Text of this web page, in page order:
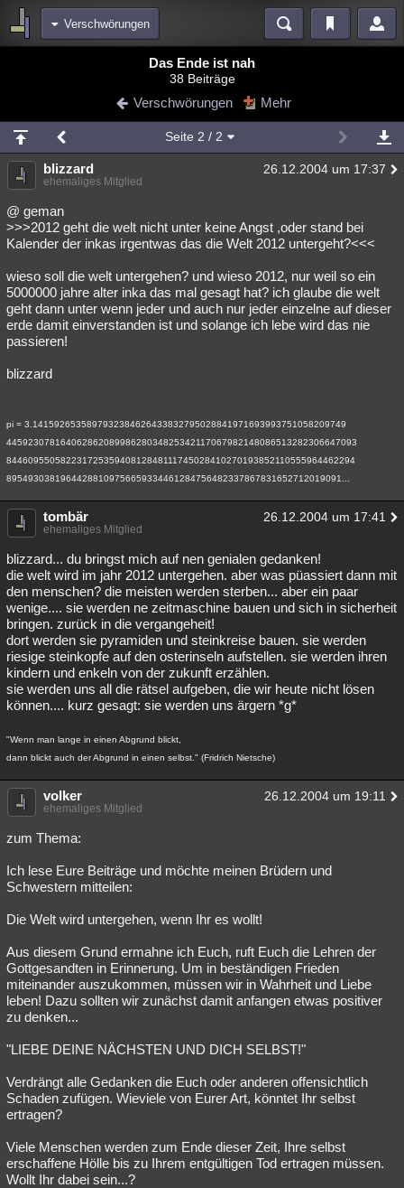
Verschwörungen
Blogs
Chat Wiki Neuigkeiten
meine Rubriken
Menschen Mystery Kriminalfälle
Spiritualität
Natur Umfragen Unterhaltung
weitere Rubriken
Philosophie Träume Orte Esoterik Literatur
Astronomie Helpdesk Gruppen Gaming Filme
Musik
Besucht Teilgenommen Alle Neue Geschlossen
Lesenswert Schlüsselwörter
Das Ende ist nah
38 Beiträge
Verschwörungen Mehr
Seite 2 / 2
blizzard 26.12.2004 um 17:37
ehemaliges Mitglied
@ geman
>>>2012 geht die welt nicht unter keine Angst ,oder stand bei
Kalender der inkas irgentwas das die Welt 2012 untergeht?<<<
wieso soll die welt untergehen? und wieso 2012, nur weil so ein
5000000 jahre alter inka das mal gesagt hat? ich glaube die welt
geht dann unter wenn jeder und auch nur jeder einzelne auf dieser
erde damit einverstanden ist und solange ich lebe wird das nie
passieren!
blizzard
pi = 3.1415926535897932384626433832795028841971693993751058209749
44592307816406286208998628034825342117067982148086513282306647093
84460955058223172535940812848111745028410270193852110555964462294
89549303819644288109756659334461284756482337867831652712019091...
tombär 26.12.2004 um 17:41
ehemaliges Mitglied
blizzard... du bringst mich auf nen genialen gedanken!
die welt wird im jahr 2012 untergehen. aber was püassiert dann mit
den menschen? die meisten werden sterben... aber ein paar
wenige.... sie werden ne zeitmaschine bauen und sich in sicherheit
bringen. zurück in die vergangeheit!
dort werden sie pyramiden und steinkreise bauen. sie werden
riesige steinkopfe auf den osterinseln aufstellen. sie werden ihren
kindern und enkeln von der zukunft erzählen.
sie werden uns all die rätsel aufgeben, die wir heute nicht lösen
können.... kurz gesagt: sie werden uns ärgern *g*
"Wenn man lange in einen Abgrund blickt,
dann blickt auch der Abgrund in einen selbst." (Fridrich Nietsche)
volker 26.12.2004 um 19:11
ehemaliges Mitglied
zum Thema:
Ich lese Eure Beiträge und möchte meinen Brüdern und
Schwestern mitteilen:
Die Welt wird untergehen, wenn Ihr es wollt!
Aus diesem Grund ermahne ich Euch, ruft Euch die Lehren der
Gottgesandten in Erinnerung. Um in beständigen Frieden
miteinander auszukommen, müssen wir in Wahrheit und Liebe
leben! Dazu sollten wir zunächst damit anfangen etwas positiver
zu denken...
"LIEBE DEINE NÄCHSTEN UND DICH SELBST!"
Verdrängt alle Gedanken die Euch oder anderen offensichtlich
Schaden zufügen. Wieviele von Eurer Art, könntet Ihr selbst
ertragen?
Viele Menschen werden zum Ende dieser Zeit, Ihre selbst
erschaffene Hölle bis zu Ihrem entgültigen Tod ertragen müssen.
Wollt Ihr dabei sein...?